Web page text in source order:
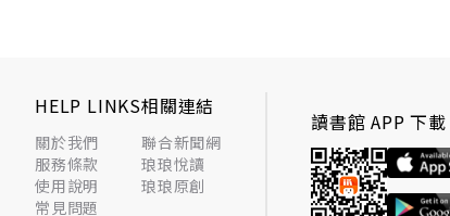
HELP LINKS
關於我們
服務條款
使用說明
常見問題
相關連結
聯合新聞網
琅琅悅讀
琅琅原創
讀書館 APP 下載